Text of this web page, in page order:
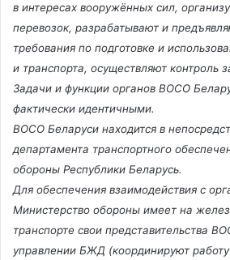
т
и
в
и
д
в интересах вооружённых сил,
перевозок, разрабатывают и
требования по подготовке и
и транспорта, осуществляют контроль
Задачи и функции органов ВОСО
фактически идентичными.
ВОСО Беларуси находится в
департамента транспортного
обороны Республики Беларусь.
Для обеспечения взаимодействия с
Министерство обороны имеет на
транспорте свои представительства
управлении БЖД (координируют работу